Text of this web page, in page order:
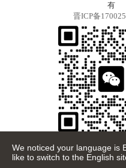
We noticed your language is
like to switch to the English
有
晋ICP备
🌐 语言/